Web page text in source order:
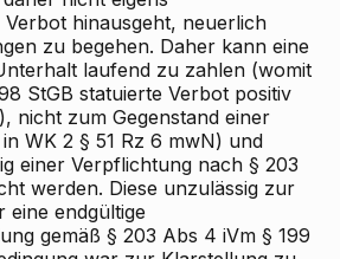
hinausgeht, neuerlich
zu begehen. Daher kann eine
laufend zu zahlen (womit
StGB statuierte Verbot positiv
nicht zum Gegenstand einer
in WK 2 § 51 Rz 6 mwN) und
einer Verpflichtung nach § 203
werden. Diese unzulässig zur
eine endgültige
gemäß § 203 Abs 4 iVm § 199